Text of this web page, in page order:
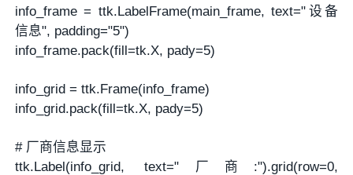
info_frame = ttk.LabelFrame(main_frame, text="设备
信息", padding="5")
info_frame.pack(fill=tk.X, pady=5)
info_grid = ttk.Frame(info_frame)
info_grid.pack(fill=tk.X, pady=5)
# 厂商信息显示
ttk.Label(info_grid, text="厂商:").grid(row=0,